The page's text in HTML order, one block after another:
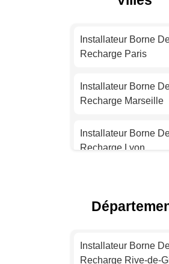
Installateur Borne
Recharge Paris
Installateur Borne
Recharge Marseille
Installateur Borne
Recharge Lyon
Recharge Nice
Installateur Borne
Recharge Rive-de-